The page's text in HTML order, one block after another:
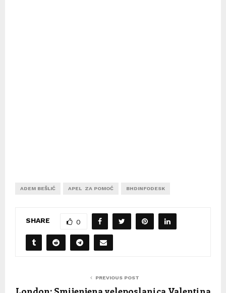
ADEM BEŠLIĆ APEL ZA POMOĆ BHDINFODESK
SHARE 0
PREVIOUS POST